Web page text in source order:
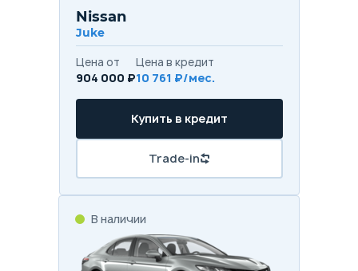
Nissan
Juke
Цена от
904 000 ₽
Цена в кредит
10 761 ₽/мес.
Купить в кредит
Trade-in
В наличии